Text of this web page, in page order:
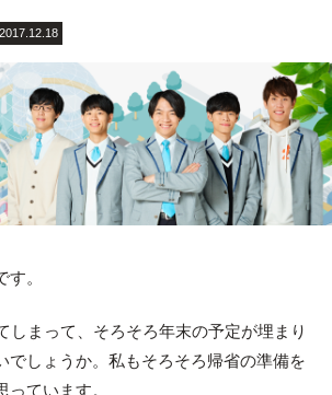
2017.12.18
す。
しまって、そろそろ年末の予定が埋まり
でしょうか。私もそろそろ帰省の準備を
っています。